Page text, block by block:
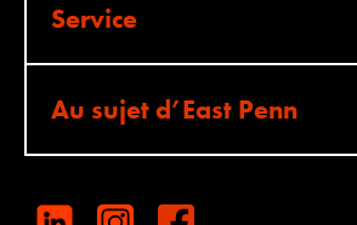
Service
Au sujet d’East Penn